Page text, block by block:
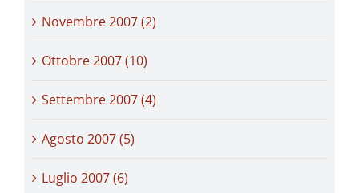
Novembre 2007 (2)
Ottobre 2007 (10)
Settembre 2007 (4)
Agosto 2007 (5)
Luglio 2007 (6)